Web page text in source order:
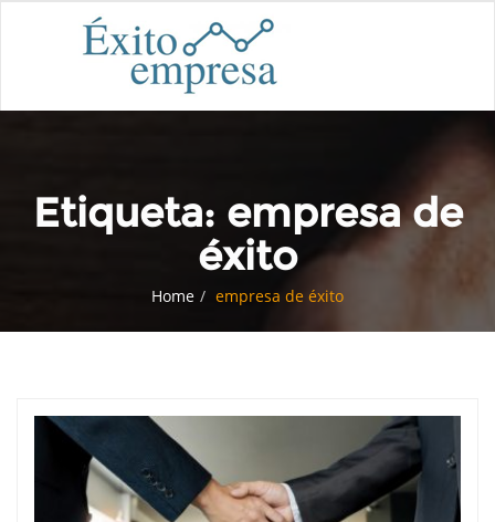
Etiqueta: empresa de
éxito
Home empresa de éxito